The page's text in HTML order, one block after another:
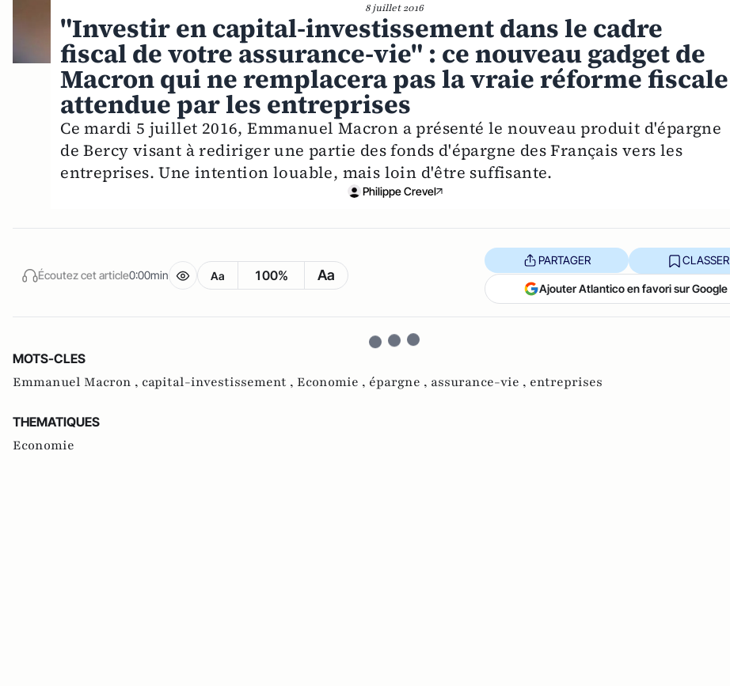
8 juillet 2016
"Investir en capital-investissement dans le cadre
fiscal de votre assurance-vie" : ce nouveau gadget de
Macron qui ne remplacera pas la vraie réforme fiscale
attendue par les entreprises
Ce mardi 5 juillet 2016, Emmanuel Macron a présenté le nouveau produit d'épargne
de Bercy visant à rediriger une partie des fonds d'épargne des Français vers les
entreprises. Une intention louable, mais loin d'être suffisante.
Philippe Crevel
Écoutez cet article0:00min Aa 100% Aa
PARTAGER CLASSER
Ajouter Atlantico en favori sur Google
MOTS-CLES
Emmanuel Macron , capital-investissement , Economie , épargne , assurance-vie , entreprises
THEMATIQUES
Economie